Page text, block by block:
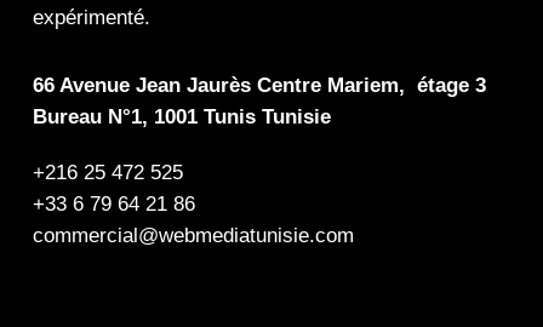
expérimenté.
66 Avenue Jean Jaurès Centre Mariem, étage 3
Bureau N°1, 1001 Tunis Tunisie
+216 25 472 525
+33 6 79 64 21 86
commercial@webmediatunisie.com